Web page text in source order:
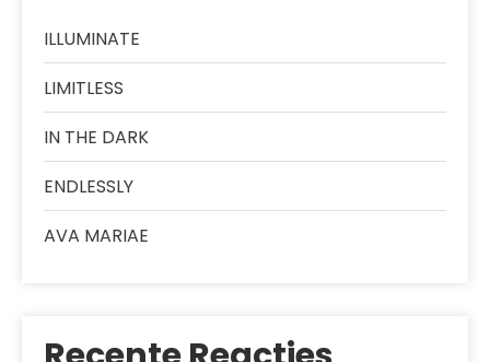
ILLUMINATE
LIMITLESS
IN THE DARK
ENDLESSLY
AVA MARIAE